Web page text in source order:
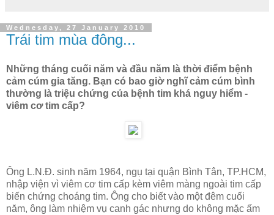
Wednesday, 27 January 2010
Trái tim mùa đông...
Những tháng cuối năm và đầu năm là thời điểm bệnh
cảm cúm gia tăng. Bạn có bao giờ nghĩ cảm cúm bình
thường là triệu chứng của bệnh tim khá nguy hiểm -
viêm cơ tim cấp?
Ông L.N.Đ. sinh năm 1964, ngụ tại quận Bình Tân, TP.HCM,
nhập viện vì viêm cơ tim cấp kèm viêm màng ngoài tim cấp
biến chứng choáng tim. Ông cho biết vào một đêm cuối
năm, ông làm nhiệm vụ canh gác nhưng do không mặc ấm